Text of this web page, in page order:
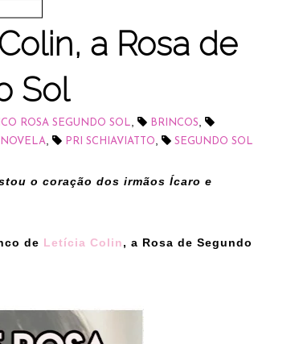
a Rosa de
Sol
ROSA SEGUNDO SOL BRINCOS
PRI SCHIAVIATTO SEGUNDO SOL
o coração dos irmãos Ícaro e
de Letícia Colin, a Rosa de Segundo